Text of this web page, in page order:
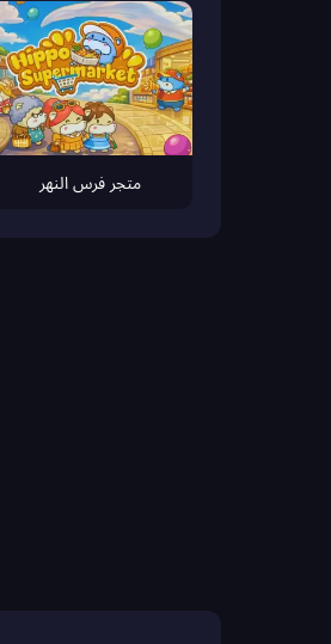
متجر فرس النهر